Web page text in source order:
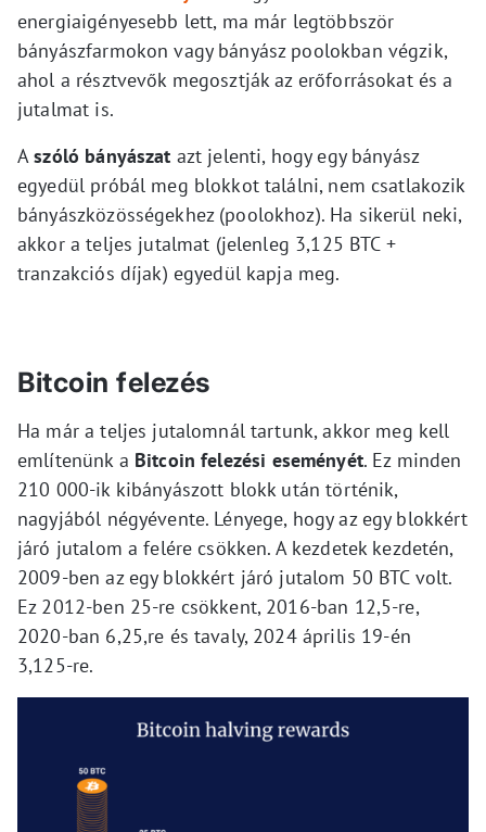
energiaigényesebb lett, ma már legtöbbször
bányászfarmokon vagy bányász poolokban végzik,
ahol a résztvevők megosztják az erőforrásokat és a
jutalmat is.
Aszóló bányászat azt jelenti, hogy egy bányász
egyedül próbál meg blokkot találni, nem csatlakozik
bányászközösségekhez (poolokhoz). Ha sikerül neki,
akkor a teljes jutalmat (jelenleg 3,125 BTC +
tranzakciós díjak) egyedül kapja meg.
Bitcoin felezés
Ha már a teljes jutalomnál tartunk, akkor meg kell
említenünk a Bitcoin felezési eseményét. Ez minden
210 000-ik kibányászott blokk után történik,
nagyjából négyévente. Lényege, hogy az egy blokkért
járó jutalom a felére csökken. A kezdetek kezdetén,
2009-ben az egy blokkért járó jutalom 50 BTC volt.
Ez 2012-ben 25-re csökkent, 2016-ban 12,5-re,
2020-ban 6,25,re és tavaly, 2024 április 19-én
3,125-re.